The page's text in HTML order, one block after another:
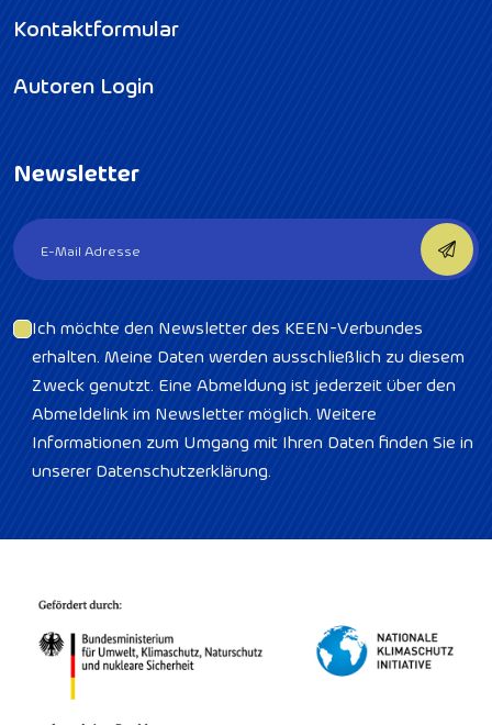
Kontaktformular
Autoren Login
Newsletter
Ich möchte den Newsletter des KEEN-Verbundes
erhalten. Meine Daten werden ausschließlich zu diesem
Zweck genutzt. Eine Abmeldung ist jederzeit über den
Abmeldelink im Newsletter möglich. Weitere
Informationen zum Umgang mit Ihren Daten finden Sie in
unserer Datenschutzerklärung.